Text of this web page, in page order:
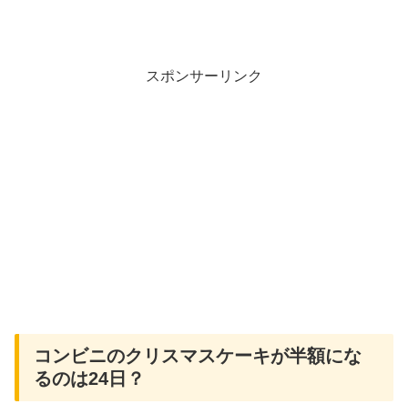
スポンサーリンク
コンビニのクリスマスケーキが半額にな
るのは24日？